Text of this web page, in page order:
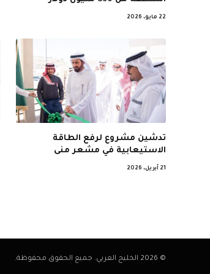
22 مايو، 2026
تدشين مشروع لرفع الطاقة
الاستيعابية في مشعر منى
21 أبريل، 2026
© 2026 الخليج العربي. جميع الحقوق محفوظة.